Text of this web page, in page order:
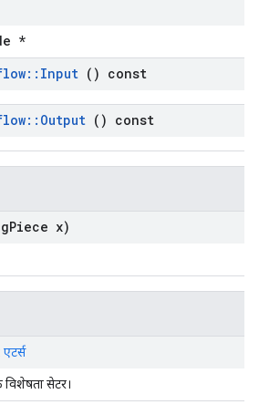
*
:: Input () const
:: Output () const
Piece x)
सेटर।